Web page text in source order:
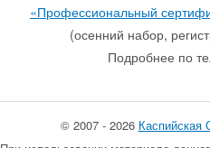
«Профессиональный
(осенний набор,
Подробнее по
© 2007 - 2026 Каспийская